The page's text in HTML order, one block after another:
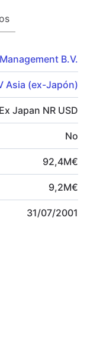
B.V.
Asia (ex-Japón)
Japan NR USD
No
92,4M€
9,2M€
31/07/2001